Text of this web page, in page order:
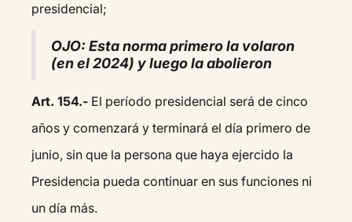
presidencial;
OJO: Esta norma primero la volaron
(en el 2024) y luego la abolieron
Art. 154.- El período presidencial será de cinco
años y comenzará y terminará el día primero de
junio, sin que la persona que haya ejercido la
Presidencia pueda continuar en sus funciones ni
un día más.